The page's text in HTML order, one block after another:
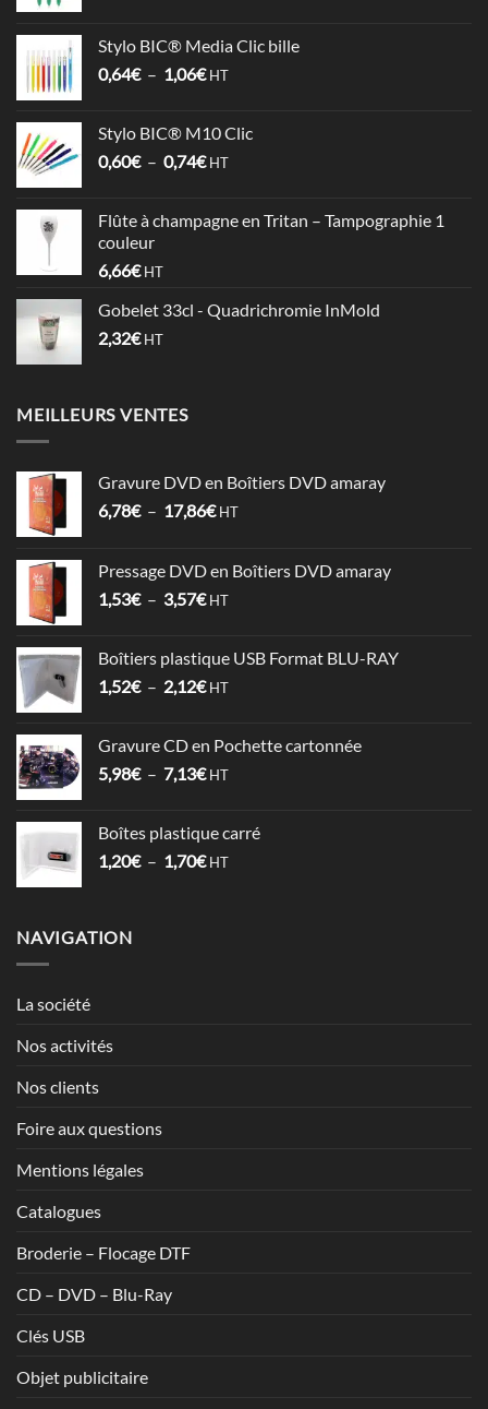
3,58€
à
Stylo BIC® Media Clic bille
0,64€ – 1,06€Plage
0,64€
à
HT
Stylo BIC® M10 Clic
0,60€ – 0,74€Plage
0,60€
HT
Flûte à champagne en Tritan – Tampographie 1
couleur
6,66€ HT
Gobelet 33cl - Quadrichromie InMold
2,32€ HT
MEILLEURS VENTES
Gravure DVD en Boîtiers DVD amaray
6,78€ – 17,86€Plage
6,78€
à
HT
Pressage DVD en Boîtiers DVD amaray
1,53€ – 3,57€Plage
1,53€
à
HT
Boîtiers plastique USB Format BLU-RAY
1,52€ – 2,12€Plage
1,52€
à
HT
Gravure CD en Pochette cartonnée
5,98€ – 7,13€Plage
5,98€
à
HT
Boîtes plastique carré
1,20€ – 1,70€Plage
HT
NAVIGATION
La société
Nos activités
Nos clients
Foire aux questions
Mentions légales
Catalogues
Broderie – Flocage DTF
CD – DVD – Blu-Ray
Clés USB
Objet publicitaire